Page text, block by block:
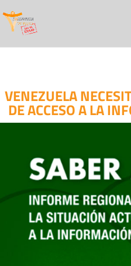
VENEZUELA
DE ACCESO A LA